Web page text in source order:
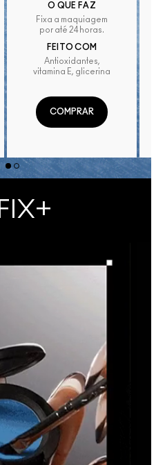
O QUE FAZ
Fixa a maquiagem
por até 24 horas.
FEITO COM
Antioxidantes,
vitamina E, glicerina
COMPRAR